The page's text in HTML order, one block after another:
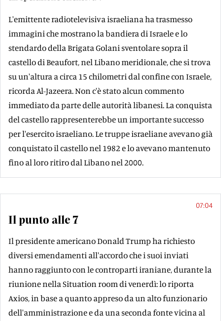
L'emittente radiotelevisiva israeliana ha trasmesso
immagini che mostrano la bandiera di Israele e lo
stendardo della Brigata Golani sventolare sopra il
castello di Beaufort, nel Libano meridionale, che si trova
su un'altura a circa 15 chilometri dal confine con Israele,
ricorda Al-Jazeera. Non c'è stato alcun commento
immediato da parte delle autorità libanesi. La conquista
del castello rappresenterebbe un importante successo
per l'esercito israeliano. Le truppe israeliane avevano già
conquistato il castello nel 1982 e lo avevano mantenuto
fino al loro ritiro dal Libano nel 2000.
07:04
Il punto alle 7
Il presidente americano Donald Trump ha richiesto
diversi emendamenti all'accordo che i suoi inviati
hanno raggiunto con le controparti iraniane, durante la
riunione nella Situation room di venerdì: lo riporta
Axios, in base a quanto appreso da un alto funzionario
dell'amministrazione e da una seconda fonte vicina al